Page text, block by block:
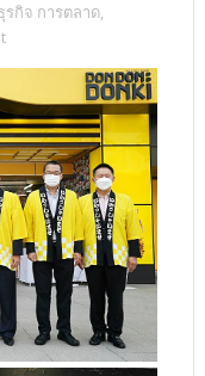
รกิจ การตลาด,